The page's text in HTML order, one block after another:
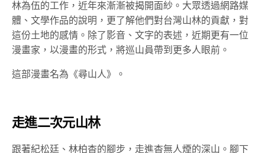
林為伍的工作，近年來漸漸被揭開面紗。大眾透過網路媒
體、文學作品的說明，更了解他們對台灣山林的貢獻，對
這份土地的感情。除了影音、文字的表述，近期更有一位
漫畫家，以漫畫的形式，將巡山員帶到更多人眼前。
這部漫畫名為《尋山人》。
走進二次元山林
跟著紀松廷、林柏杳的腳步，走進杳無人煙的深山。腳下